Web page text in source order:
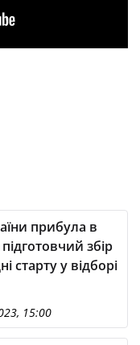
прибула в
збір
старту у відборі
15:00